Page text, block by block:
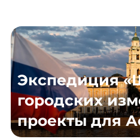
Экспедиция
городских
проекты для